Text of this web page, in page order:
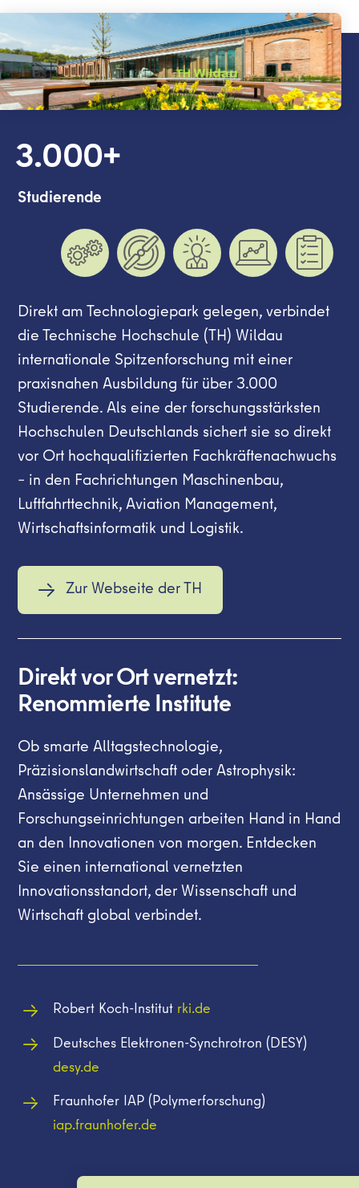
Studierende
Direkt am Technologiepark gelegen, verbindet
die Technische Hochschule (TH) Wildau
internationale Spitzenforschung mit einer
praxisnahen Ausbildung für über 3.000
Studierende. Als eine der forschungsstärksten
Hochschulen Deutschlands sichert sie so direkt
vor Ort hochqualifizierten Fachkräftenachwuchs
– in den Fachrichtungen Maschinenbau,
Luftfahrttechnik, Aviation Management,
Wirtschaftsinformatik und Logistik.
Zur Webseite der TH
Direkt vor Ort vernetzt:
Renommierte Institute
Ob smarte Alltagstechnologie,
Präzisionslandwirtschaft oder Astrophysik:
Ansässige Unternehmen und
Forschungseinrichtungen arbeiten Hand in Hand
an den Innovationen von morgen. Entdecken
Sie einen international vernetzten
Innovationsstandort, der Wissenschaft und
Wirtschaft global verbindet.
Robert Koch-Institut rki.de
Deutsches Elektronen-Synchrotron (DESY)
desy.de
Fraunhofer IAP (Polymerforschung)
iap.fraunhofer.de